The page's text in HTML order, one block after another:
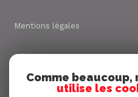
Mentions légales
Admin
Nos honoraires
Comme beaucoup,
utilise les